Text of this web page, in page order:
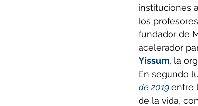
instituciones
los
fundador de
acelerador
Yissum, la
En segundo
de 2019 entre
de la vida,